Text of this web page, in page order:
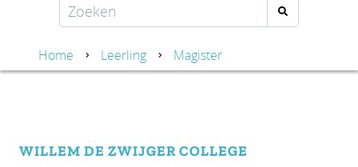
Home Leerling Magister
WILLEM DE ZWIJGERCOLLEGE